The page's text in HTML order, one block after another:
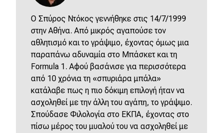
O Σπύρος Ντόκος γεννήθηκε στις 14/7/1999
στην Αθήνα. Από μικρός αγαπούσε τον
αθλητισμό και το γράψιμο, έχοντας όμως μια
παραπάνω αδυναμία στο Μπάσκετ και τη
Formula 1. Αφού βασάνισε για περισσότερα
από 10 χρόνια τη «σπυριάρα μπάλα»
κατάλαβε πως η πιο δόκιμη επιλογή ήταν να
ασχοληθεί με την άλλη του αγάπη, το γράψιμο.
Σπούδασε Φιλολογία στο ΕΚΠΑ, έχοντας στο
πίσω μέρος του μυαλού του να ασχοληθεί με